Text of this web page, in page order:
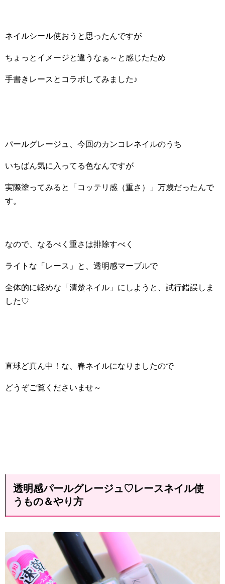
ネイルシール使おうと思ったんですが
ちょっとイメージと違うなぁ～と感じたため
手書きレースとコラボしてみました♪
パールグレージュ、今回のカンコレネイルのうち
いちばん気に入ってる色なんですが
実際塗ってみると「コッテリ感（重さ）」万歳だったんで
す。
なので、なるべく重さは排除すべく
ライトな「レース」と、透明感マーブルで
全体的に軽めな「清楚ネイル」にしようと、試行錯誤しま
した♡
直球ど真ん中！な、春ネイルになりましたので
どうぞご覧くださいませ～
透明感パールグレージュ♡レースネイル使
うもの＆やり方